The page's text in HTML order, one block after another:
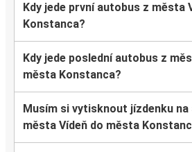
Kdy jede první autobus z města
Konstanca?
Kdy jede poslední autobus z
města Konstanca?
Musím si vytisknout jízdenku na
města Vídeň do města